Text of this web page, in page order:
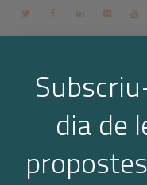
Catàleg
Totes Marketplace 2020
dia de